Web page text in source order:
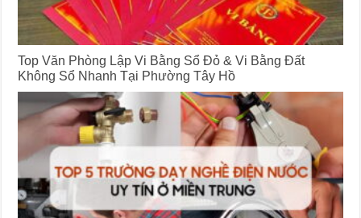
Top Văn Phòng Lập Vi Bằng Sổ Đỏ & Vi Bằng Đất
Không Sổ Nhanh Tại Phường Tây Hồ